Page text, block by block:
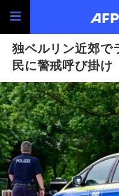
独ベルリン近郊で
民に警戒呼び掛け